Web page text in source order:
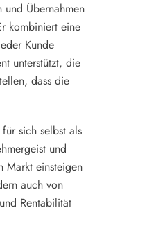
und Übernahmen
kombiniert eine
Kunde
unterstützt, die
dass die
sich selbst als
und
Markt einsteigen
auch von
Rentabilität